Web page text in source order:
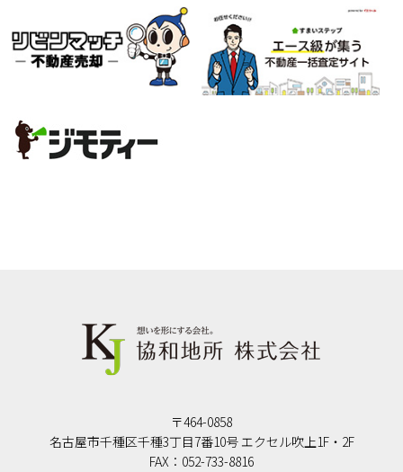
〒464-0858
名古屋市千種区千種3丁目7番10号 エクセル吹上1F・2F
FAX：052-733-8816